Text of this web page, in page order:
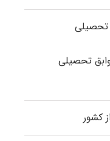
تحصیلی
تحصیلی
کشور